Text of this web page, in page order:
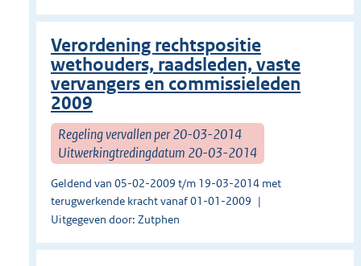
Verordening rechtspositie
wethouders, raadsleden, vaste
vervangers en commissieleden
2009
Regeling vervallen per 20-03-2014
Uitwerkingtredingdatum 20-03-2014
Geldend van 05-02-2009 t/m 19-03-2014 met
terugwerkende kracht vanaf 01-01-2009
Uitgegeven door: Zutphen